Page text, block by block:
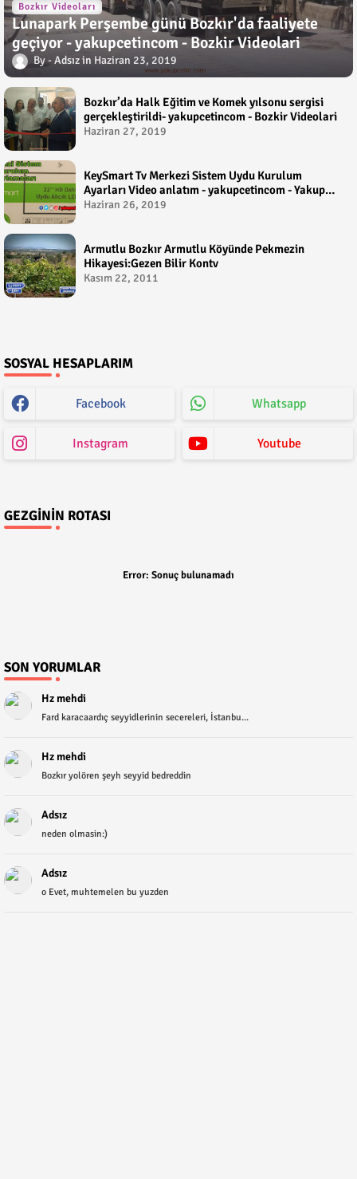
Bozkır Videoları
Lunapark Perşembe günü Bozkır'da faaliyete
geçiyor - yakupcetincom - Bozkir Videolari
Adsız Haziran 23, 2019
Bozkır’da Halk Eğitim ve Komek yılsonu sergisi
gerçekleştirildi- yakupcetincom - Bozkir Videolari
Haziran 27, 2019
KeySmart Tv Merkezi Sistem Uydu Kurulum
Ayarları Video anlatım - yakupcetincom - Yakup
Çetin
Haziran 26, 2019
Armutlu Bozkır Armutlu Köyünde Pekmezin
Hikayesi:Gezen Bilir Kontv
Kasım 22, 2011
SOSYAL HESAPLARIM
Facebook Whatsapp
Instagram Youtube
GEZGININ ROTASI
Error: Sonuç bulunamadı
SON YORUMLAR
Hz mehdi
Fard karacaardıç seyyidlerinin secereleri, İstanbu...
Hz mehdi
Bozkır yolören şeyh seyyid bedreddin
Adsız
neden olmasin:)
Adsız
o Evet, muhtemelen bu yuzden